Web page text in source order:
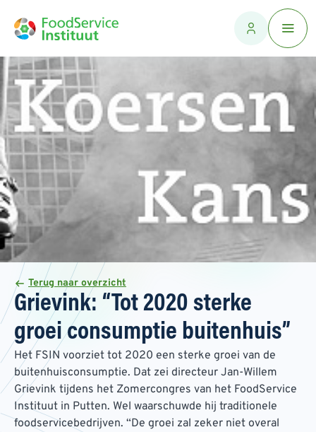
Terug naar overzicht
Grievink: “Tot 2020 sterke
groei consumptie buitenhuis”
Het FSIN voorziet tot 2020 een sterke groei van de
buitenhuisconsumptie. Dat zei directeur Jan-Willem
Grievink tijdens het Zomercongres van het FoodService
Instituut in Putten. Wel waarschuwde hij traditionele
foodservicebedrijven. “De groei zal zeker niet overal